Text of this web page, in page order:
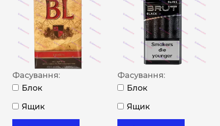
Фасування:
Блок
Ящик
Фасування:
Блок
Ящик